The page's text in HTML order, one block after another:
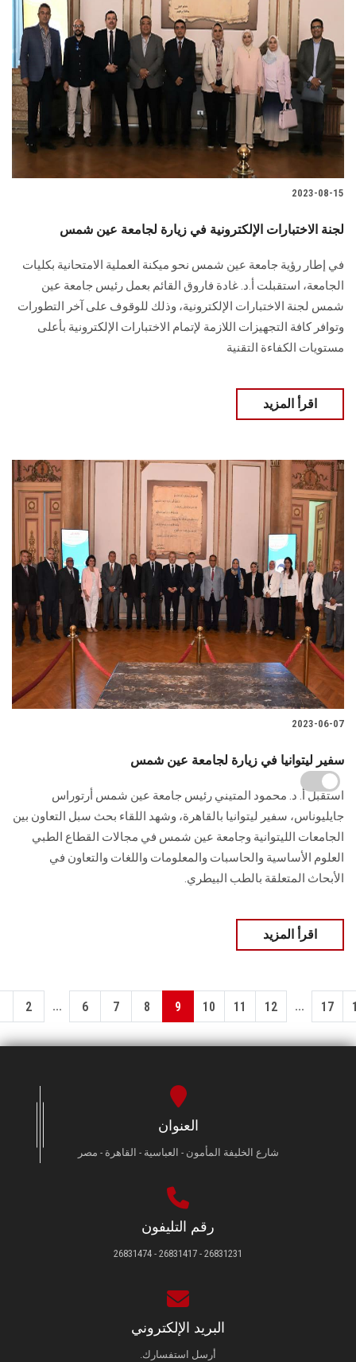
2023-08-15
لجنة الاختبارات الإلكترونية في زيارة لجامعة عين شمس
في إطار رؤية جامعة عين شمس نحو ميكنة العملية الامتحانية بكليات
الجامعة، استقبلت أ.د. غادة فاروق القائم بعمل رئيس جامعة عين
شمس لجنة الاختبارات الإلكترونية، وذلك للوقوف على آخر التطورات
وتوافر كافة التجهيزات اللازمة لإتمام الاختبارات الإلكترونية بأعلى
مستويات الكفاءة التقنية
اقرأ المزيد
2023-06-07
سفير ليتوانيا في زيارة لجامعة عين شمس
استقبل أ. د. محمود المتيني رئيس جامعة عين شمس أرتوراس
جايليوناس، سفير ليتوانيا بالقاهرة، وشهد اللقاء بحث سبل التعاون بين
الجامعات الليتوانية وجامعة عين شمس في مجالات القطاع الطبي
العلوم الأساسية والحاسبات والمعلومات واللغات والتعاون في
الأبحاث المتعلقة بالطب البيطري.
اقرأ المزيد
2 ... 6 7 8 9 10 11 12 ... 17
العنوان
شارع الخليفة المأمون - العباسية - القاهرة - مصر
رقم التليفون
26831231 - 26831417 - 26831474
البريد الإلكتروني
أرسل استفسارك.